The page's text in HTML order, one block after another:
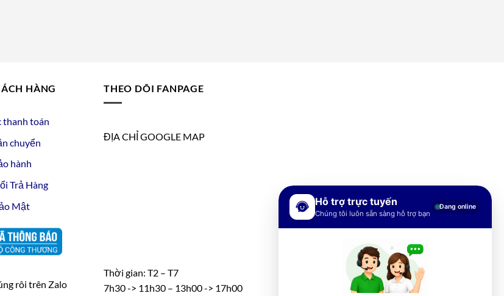
HÀNG
toán
chuyển
hành
Trả Hàng
Mật
rôi trên Zalo
THEO DÕI FANPAGE
ĐỊA CHỈ GOOGLE MAP
Thời gian: T2 – T7
7h30 -> 11h30 – 13h00 -> 17h00
Hỗ trợ trực tuyến
Chúng tôi luôn sẵn sàng hỗ trợ bạn
Đang online